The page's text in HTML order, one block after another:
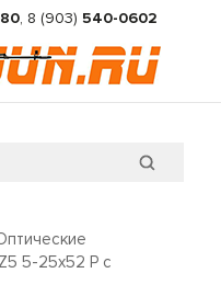
, 8 (903) 540-0602
5-25x52 P с